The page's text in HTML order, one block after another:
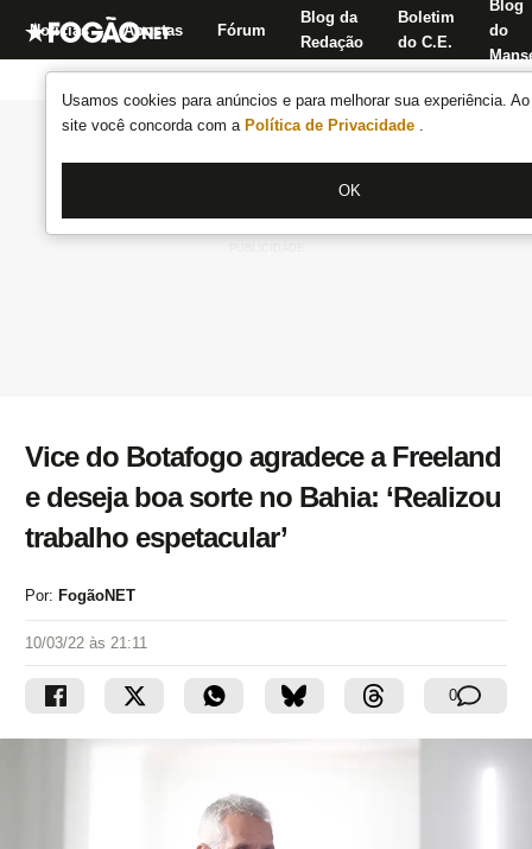
Usamos cookies para anúncios e para melhorar sua experiência.
site você concorda com a Política de Privacidade .
OK
Notícias Apostas Fórum
Blog da
Redação
Boletim
do C.E.
Blog
do
Vice do Botafogo agradece a Freeland
e deseja boa sorte no Bahia: ‘Realizou
trabalho espetacular’
Por: FogãoNET
10/03/22 às 21:11
0